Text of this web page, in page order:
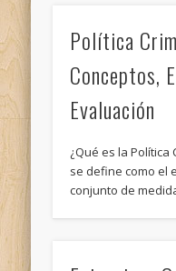
Política
Conceptos,
Evaluación
¿Qué es la Política
se define como el
conjunto de